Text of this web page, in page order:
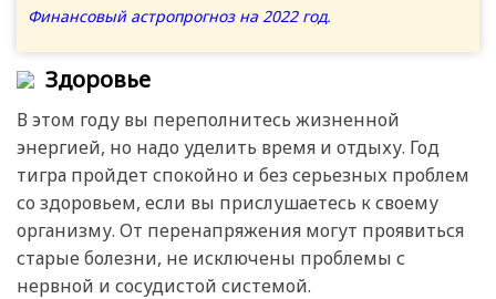
Финансовый астропрогноз на 2022 год.
Здоровье
В этом году вы переполнитесь жизненной
энергией, но надо уделить время и отдыху. Год
тигра пройдет спокойно и без серьезных проблем
со здоровьем, если вы прислушаетесь к своему
организму. От перенапряжения могут проявиться
старые болезни, не исключены проблемы с
нервной и сосудистой системой.